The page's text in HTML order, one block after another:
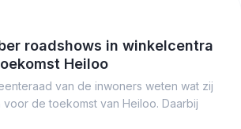
roadshows in winkelcentra
Heiloo
van de inwoners weten wat zij
de toekomst van Heiloo. Daarbij